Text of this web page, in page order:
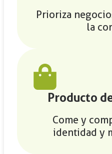
Prioriza
la
Producto
Come y
identidad y